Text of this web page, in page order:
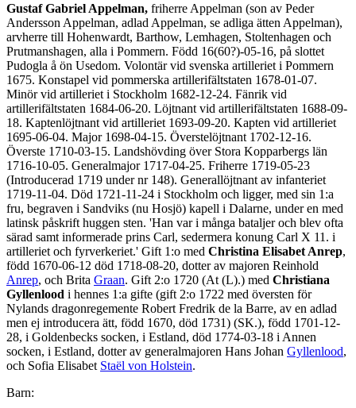
Gustaf Gabriel Appelman, friherre Appelman (son av Peder
Andersson Appelman, adlad Appelman, se adliga ätten Appelman),
arvherre till Hohenwardt, Barthow, Lemhagen, Stoltenhagen och
Prutmanshagen, alla i Pommern. Född 16(60?)-05-16, på slottet
Pudogla å ön Usedom. Volontär vid svenska artilleriet i Pommern
1675. Konstapel vid pommerska artillerifältstaten 1678-01-07.
Minör vid artilleriet i Stockholm 1682-12-24. Fänrik vid
artillerifältstaten 1684-06-20. Löjtnant vid artillerifältstaten 1688-09-
18. Kaptenlöjtnant vid artilleriet 1693-09-20. Kapten vid artilleriet
1695-06-04. Major 1698-04-15. Överstelöjtnant 1702-12-16.
Överste 1710-03-15. Landshövding över Stora Kopparbergs län
1716-10-05. Generalmajor 1717-04-25. Friherre 1719-05-23
(Introducerad 1719 under nr 148). Generallöjtnant av infanteriet
1719-11-04. Död 1721-11-24 i Stockholm och ligger, med sin 1:a
fru, begraven i Sandviks (nu Hosjö) kapell i Dalarne, under en med
latinsk påskrift huggen sten. 'Han var i många bataljer och blev ofta
särad samt informerade prins Carl, sedermera konung Carl X 11. i
artilleriet och fyrverkeriet.' Gift 1:o med Christina Elisabet Anrep,
född 1670-06-12 död 1718-08-20, dotter av majoren Reinhold
Anrep, och Brita Graan. Gift 2:o 1720 (At (L).) med Christiana
Gyllenlood i hennes 1:a gifte (gift 2:o 1722 med översten för
Nylands dragonregemente Robert Fredrik de la Barre, av en adlad
men ej introducera ätt, född 1670, död 1731) (SK.), född 1701-12-
28, i Goldenbecks socken, i Estland, död 1774-03-18 i Annen
socken, i Estland, dotter av generalmajoren Hans Johan Gyllenlood,
och Sofia Elisabet Staël von Holstein.
Barn: